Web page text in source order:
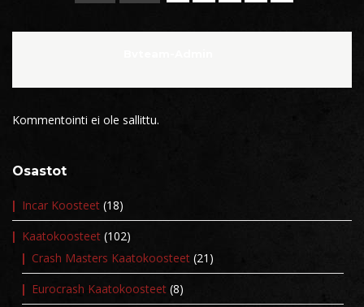
Kommentointi ei ole sallittu.
Osastot
Incar Koosteet (18)
Kaatokoosteet (102)
Crash Masters Kaatokoosteet (21)
Eurocrash Kaatokoosteet (8)